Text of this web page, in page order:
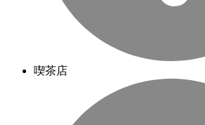
喫茶店